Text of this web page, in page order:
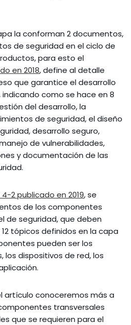
la conforman 2 documentos,
de seguridad en el ciclo de
para esto el
en 2018, define al detalle
que garantice el desarrollo
como se hace en 8
del desarrollo, la
de seguridad, el diseño
desarrollo seguro,
de vulnerabilidades,
y documentación de las
2 publicado en 2019, se
de los componentes
de seguridad, que deben
tópicos definidos en la capa
pueden ser los
los dispositivos de red, los
artículo conoceremos más a
transversales
que se requieren para el